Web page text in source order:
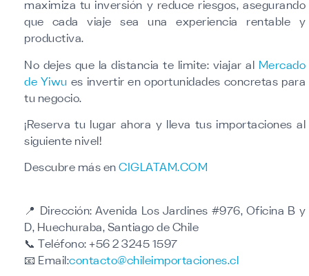
maximiza tu inversión y reduce riesgos, asegurando
que cada viaje sea una experiencia rentable y
productiva.
No dejes que la distancia te limite: viajar al
Mercado
de Yiwu es invertir en oportunidades concretas para
tu negocio.
¡Reserva tu lugar ahora y lleva tus importaciones al
siguiente nivel!
Descubre más en CIGLATAM.COM
📍 Dirección: Avenida Los Jardines #976, Oficina B y
D, Huechuraba, Santiago de Chile
📞
Teléfono: +56 2 3245 1597
📧 Email:contacto@chileimportaciones.cl